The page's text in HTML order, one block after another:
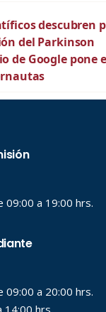
descubren
del Parkinson
de Google pone